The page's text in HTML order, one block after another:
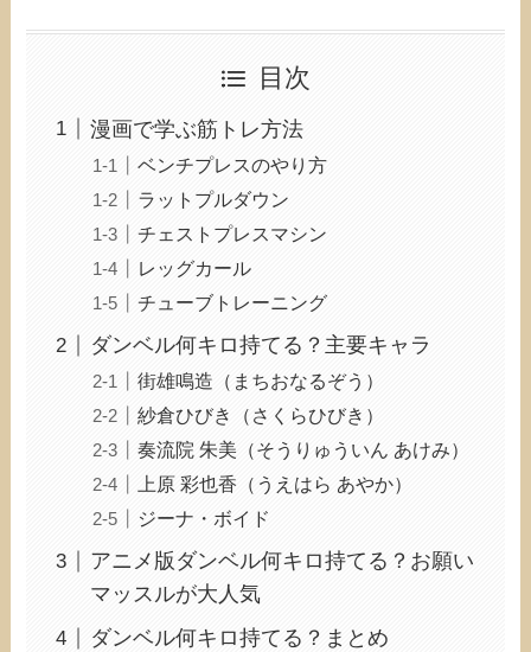
目次
漫画で学ぶ筋トレ方法
ベンチプレスのやり方
ラットプルダウン
チェストプレスマシン
レッグカール
チューブトレーニング
ダンベル何キロ持てる？主要キャラ
街雄鳴造（まちおなるぞう）
紗倉ひびき（さくらひびき）
奏流院 朱美（そうりゅういん あけみ）
上原 彩也香（うえはら あやか）
ジーナ・ボイド
アニメ版ダンベル何キロ持てる？お願い
マッスルが大人気
ダンベル何キロ持てる？まとめ